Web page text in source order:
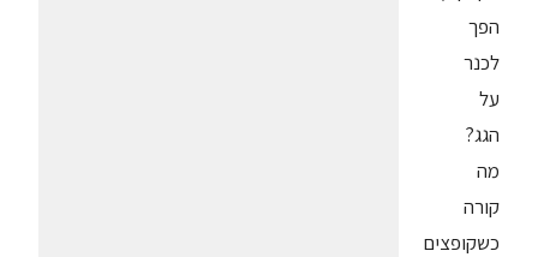
הפך
לכנר
על
הגג?
מה
קורה
כשקופצים